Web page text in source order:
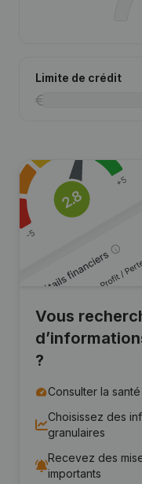
Limite de crédit
Vous
?
Consulter la
Choisissez des
granulaires
Recevez des
importants